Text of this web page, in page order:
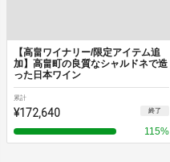
【高畠ワイナリー/限定アイテム追
加】高畠町の良質なシャルドネで造
った日本ワイン
累計
¥172,640 終了
115%